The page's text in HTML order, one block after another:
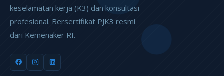
keselamatan kerja (K3) dan konsultasi
profesional. Bersertifikat PJK3 resmi
dari Kemenaker RI.